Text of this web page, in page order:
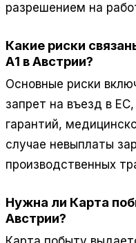
разрешением на
Какие риски
А1 в Австрии?
Основные риски
запрет на въезд в
гарантий,
случае невыплаты
производственных
Нужна ли Карта
Австрии?